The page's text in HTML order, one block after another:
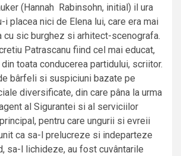
(Hannah Rabinsohn, initial) il ura
i placea nici de Elena lui, care era mai
cu sic burghez si arhitect-scenografa.
Patrascanu fiind cel mai educat,
toata conducerea partidului, scriitor.
bârfeli si suspiciuni bazate pe
diversificate, din care pâna la urma
al Sigurantei si al serviciilor
pentru care ungurii si evreii
ca sa-l prelucreze si indeparteze
sa-l lichideze, au fost cuvântarile